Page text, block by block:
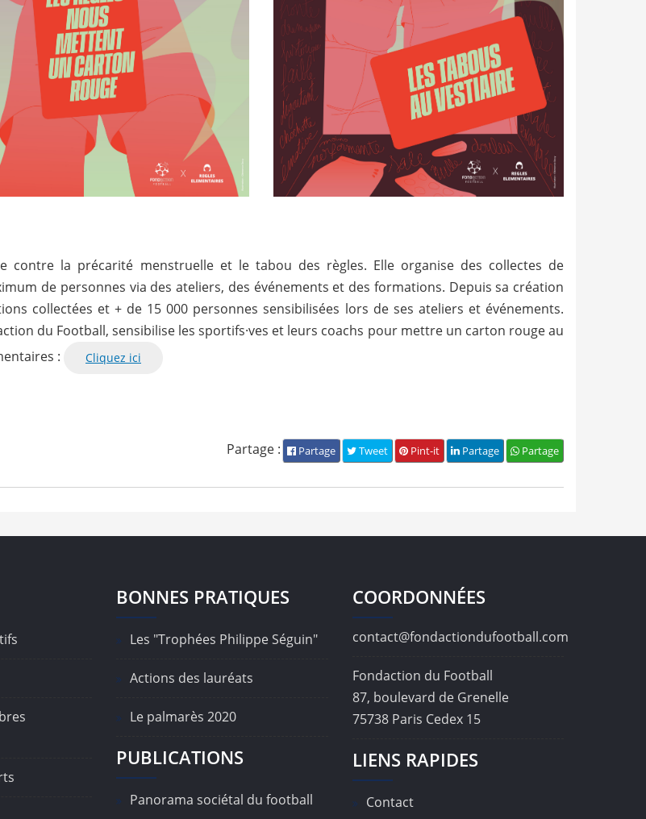
contre la précarité menstruelle et le tabou des règles. Elle organise des collectes de
de personnes via des ateliers, des événements et des formations. Depuis sa création
collectées et + de 15 000 personnes sensibilisées lors de ses ateliers et événements.
du Football, sensibilise les sportifs·ves et leurs coachs pour mettre un carton rouge au
:
Cliquez ici
Partage
Partage
Pint-it
Tweet
Partage
Partage :
BONNES PRATIQUES
Les "Trophées Philippe Séguin"
Actions des lauréats
Le palmarès 2020
PUBLICATIONS
Panorama sociétal du football
COORDONNÉES
contact@fondactiondufootball.com
Fondaction du Football
87, boulevard de Grenelle
75738 Paris Cedex 15
LIENS RAPIDES
Contact